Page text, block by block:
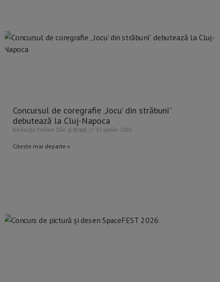
Concursul de coregrafie „Jocu’ din străbuni”
debutează la Cluj-Napoca
Redacția Online Zile și Nopți 15 aprilie 2026
Citeste mai departe »